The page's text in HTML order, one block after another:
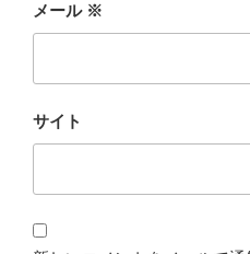
メール ※
サイト